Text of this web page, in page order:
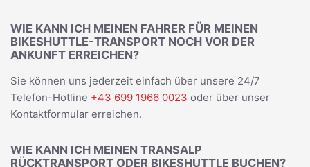
WIE KANN ICH MEINEN FAHRER FÜR MEINEN
BIKESHUTTLE-TRANSPORT NOCH VOR DER
ANKUNFT ERREICHEN?
Sie können uns jederzeit einfach über unsere 24/7
Telefon-Hotline +43 699 1966 0023 oder über unser
Kontaktformular erreichen.
WIE KANN ICH MEINEN TRANSALP
RÜCKTRANSPORT ODER BIKESHUTTLE BUCHEN?